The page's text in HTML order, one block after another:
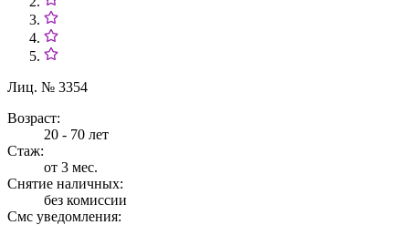
Лиц. № 3354
Возраст:
20 - 70 лет
Стаж:
от 3 мес.
Снятие наличных:
без комиссии
Смс уведомления: